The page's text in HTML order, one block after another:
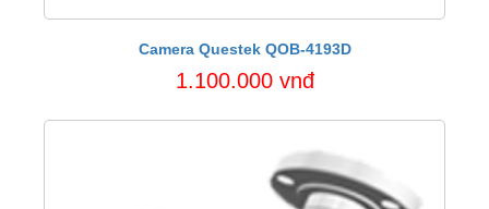
Camera Questek QOB-4193D
1.100.000 vnđ